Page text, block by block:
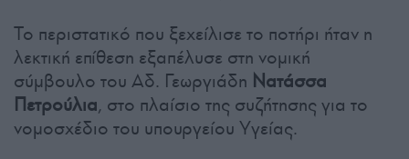
Το περιστατικό που ξεχείλισε το ποτήρι ήταν η
λεκτική επίθεση εξαπέλυσε στη νομική
σύμβουλο του Αδ. Γεωργιάδη Νατάσσα
Πετρούλια, στο πλαίσιο της συζήτησης για το
νομοσχέδιο του υπουργείου Υγείας.